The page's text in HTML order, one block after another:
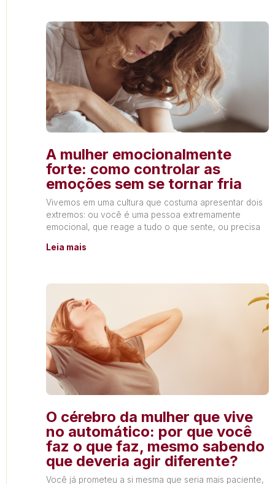
A mulher emocionalmente
forte: como controlar as
emoções sem se tornar fria
Vivemos em uma cultura que costuma apresentar dois
extremos: ou você é uma pessoa extremamente
emocional, que reage a tudo o que sente, ou precisa
Leia mais
O cérebro da mulher que vive
no automático: por que você
faz o que faz, mesmo sabendo
que deveria agir diferente?
Você já prometeu a si mesma que seria mais paciente,